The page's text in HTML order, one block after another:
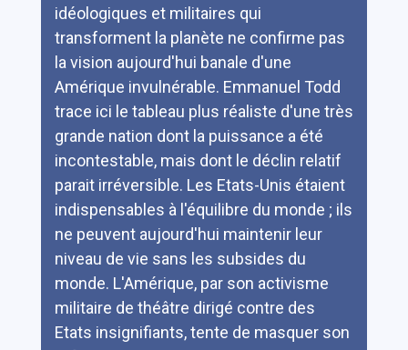
idéologiques et militaires qui
transforment la planète ne confirme pas
la vision aujourd'hui banale d'une
Amérique invulnérable. Emmanuel Todd
trace ici le tableau plus réaliste d'une très
grande nation dont la puissance a été
incontestable, mais dont le déclin relatif
parait irréversible. Les Etats-Unis étaient
indispensables à l'équilibre du monde ; ils
ne peuvent aujourd'hui maintenir leur
niveau de vie sans les subsides du
monde. L'Amérique, par son activisme
militaire de théâtre dirigé contre des
Etats insignifiants, tente de masquer son